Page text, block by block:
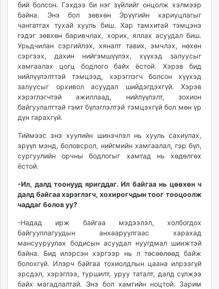
toim.mn
tac.mn
unread.today
бий болсон. Гэхдээ би нэг зүйлийг онцолж хэлмээр
байна. Энэ бол зөвхөн Эрүүгийн хариуцлагыг
чангатгах тухай хууль биш. Хар тамхитай тэмцэнэ
гэдэг зөвхөн баривчлах, хорих, яллах асуудал биш.
Урьдчилан сэргийлэх, хяналт тавих, эмчлэх, нөхөн
сэргээх, дахин нийгэмшүүлэх, хүүхэд залуусыг
хамгаалах цогц бодлого байх ёстой. Хэрэв бид
нийлүүлэлттэй тэмцээд, хэрэглэгч болсон хүүхэд
залуусыг орхивол асуудал шийдэгдэхгүй. Хэрэв
хэрэглэгчтэй ажиллаад, нийлүүлэлт, зохион
байгуулалттай гэмт бүлэглэлтэй тэмцэхгүй бол мөн үр
дүн гарахгүй.
Тиймээс энэ хуулийн шинэчлэл нь хууль сахиулах,
эрүүл мэнд, боловсрол, нийгмийн хамгаалал, гэр бүл,
сургуулийн орчны бодлогыг хамтад нь хөдөлгөх
ёстой.
-Ил, далд тоонууд яригддаг. Ил байгаа нь цөөхөн ч
далд байгаа хэрэглэгч, хохирогчдын тоог тооцоолж
чаддаг болов уу?
-Надад ирж байгаа мэдээлэл, холбогдох
байгууллагуудын анхааруулгаас харахад
мансууруулах бодисын асуудал нуугдмал шинжтэй
байна. Бид илэрсэн хэргээр нь л төсөөлөөд байж
болохгүй. Илэрч байгаа тохиолдлын цаана илрээгүй
эрсдэл, хэрэглээ, туршилт, уруу таталт, далд сүлжээ
байх магадлалтай. Энэ бол хамгийн ноцтой. Зарим